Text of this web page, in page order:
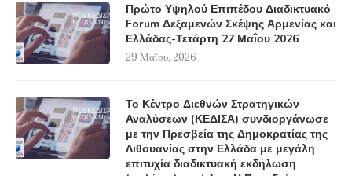
Πρώτο Υψηλού Επιπέδου Διαδικτυακό
Forum Δεξαμενών Σκέψης Αρμενίας και
Ελλάδας-Τετάρτη 27 Μαΐου 2026
29 Μαΐου, 2026
Το Κέντρο Διεθνών Στρατηγικών
Αναλύσεων (ΚΕΔΙΣΑ) συνδιοργάνωσε
με την Πρεσβεία της Δημοκρατίας της
Λιθουανίας στην Ελλάδα με μεγάλη
επιτυχία διαδικτυακή εκδήλωση